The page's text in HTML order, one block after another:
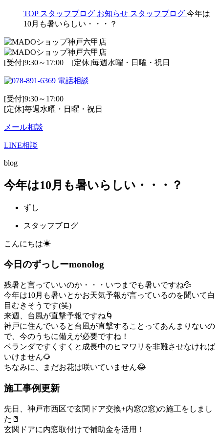
TOP スタッフブログ お知らせ スタッフブログ 今年は
10月も暑いらしい・・・？
[受付]9:30～17:00 [定休]毎週水曜・日曜・祝日
電話相談
[受付]9:30～17:00
[定休]毎週水曜・日曜・祝日
メール相談
LINE相談
blog
今年は10月も暑いらしい・・・？
ずし
スタッフブログ
こんにちは☀
今日のずっしーmonolog
残暑と言っていいのか・・・いつまでも暑いですね💦
今年は10月も暑いとかお天気予報が言っているのを聞いて白
目むきそうです(笑)
来週、台風が直撃予報ですね🌀
神戸に住んでいると台風が直撃することってあんまりないの
で、今のうちに備えが必要ですね！
ベランダですくすくと成長中のヒマワリを非難させなければ
いけません🌻
ちなみに、まだお花は咲いていません😂
施工事例更新
先日、神戸市西区で玄関ドア交換+内窓(2窓)の施工をしまし
た🚪
玄関ドアに内窓取付けで補助金を活用！